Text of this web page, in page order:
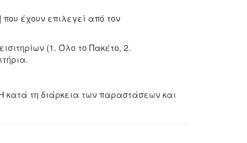
έχουν επιλεγεί από τον
(1. Όλο το Πακέτο, 2.
κατά τη διάρκεια των παραστάσεων και